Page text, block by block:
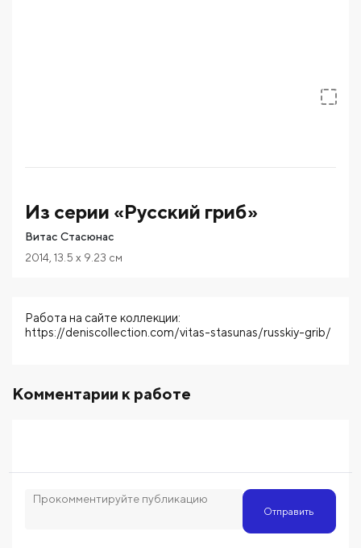
Из серии «Русский гриб»
Витас Стасюнас
2014 13.5 x 9.23 см
Работа на сайте коллекции:
https://deniscollection.com/vitas-stasunas/russkiy-grib/
Комментарии к работе
Отправить